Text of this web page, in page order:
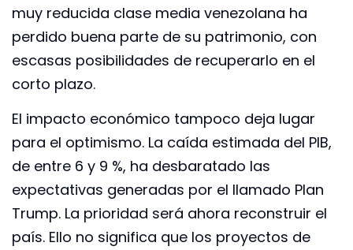
muy reducida clase media venezolana ha
perdido buena parte de su patrimonio, con
escasas posibilidades de recuperarlo en el
corto plazo.
El impacto económico tampoco deja lugar
para el optimismo. La caída estimada del PIB,
de entre 6 y 9 %, ha desbaratado las
expectativas generadas por el llamado Plan
Trump. La prioridad será ahora reconstruir el
país. Ello no significa que los proyectos de